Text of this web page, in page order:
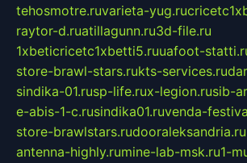
tehosmotre.ruvarieta-yug.ru
raytor-d.ruatillagunn.ru3d-file.ru
1xbeticricetc1xbetti5.ruuafoot-
store-brawl-stars.rukts-services.ru
sindika-01.rusp-life.rux-legion.rusib-
e-abis-1-c.rusindika01.ruvenda-
store-brawlstars.rudooraleksandria.ru
antenna-highly.rumine-lab-msk.ru1-